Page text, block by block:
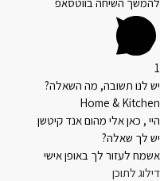
1
יש לנו תשובה, מה השאלה?
Home & Kitchen
היי , כאן אלי מהום אנד קיטשן
יש לך שאלה?
אשמח לעזור לך באופן אישי
דילוג לתוכן